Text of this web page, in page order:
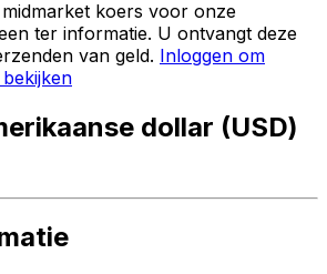
koers voor onze
ter informatie. U ontvangt deze
van geld. Inloggen om
dollar (USD)